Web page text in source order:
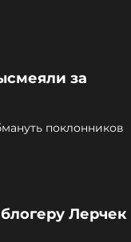
за
поклонников
Лерчек